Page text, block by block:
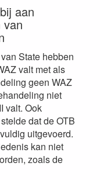
aan
van
State hebben
valt met als
geen WAZ
niet
valt. Ook
dat de OTB
uitgevoerd.
kan niet
zoals de